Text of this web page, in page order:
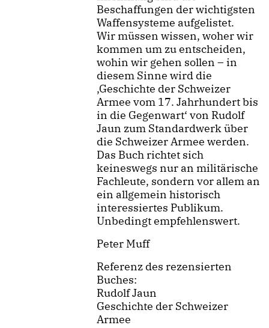
Beschaffungen der wichtigsten
Waffensysteme aufgelistet.
Wir müssen wissen, woher wir
kommen um zu entscheiden,
wohin wir gehen sollen – in
diesem Sinne wird die
‚Geschichte der Schweizer
Armee vom 17. Jahrhundert bis
in die Gegenwart‘ von Rudolf
Jaun zum Standardwerk über
die Schweizer Armee werden.
Das Buch richtet sich
keineswegs nur an militärische
Fachleute, sondern vor allem an
ein allgemein historisch
interessiertes Publikum.
Unbedingt empfehlenswert.
Peter Muff
Referenz des rezensierten
Buches:
Rudolf Jaun
Geschichte der Schweizer
Armee